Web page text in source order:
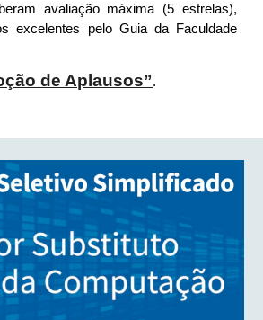
avaliação máxima (5 estrelas),
excelentes pelo Guia da Faculdade
de Aplausos”.